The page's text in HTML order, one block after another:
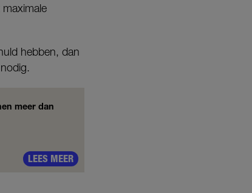
hebben, dan
meer dan
LEES MEER